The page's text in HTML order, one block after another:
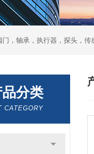
，轴承，执行器，探头，传
品分类
CATEGORY